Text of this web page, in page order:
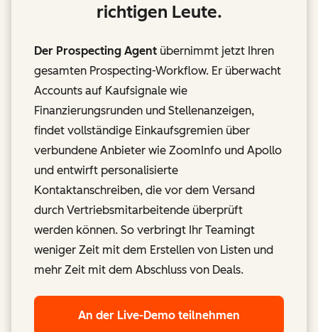
richtigen Leute.
Der Prospecting Agent übernimmt jetzt Ihren
gesamten Prospecting-Workflow. Er überwacht
Accounts auf Kaufsignale wie
Finanzierungsrunden und Stellenanzeigen,
findet vollständige Einkaufsgremien über
verbundene Anbieter wie ZoomInfo und Apollo
und entwirft personalisierte
Kontaktanschreiben, die vor dem Versand
durch Vertriebsmitarbeitende überprüft
werden können. So verbringt Ihr Teamingt
weniger Zeit mit dem Erstellen von Listen und
mehr Zeit mit dem Abschluss von Deals.
An der Live-Demo teilnehmen